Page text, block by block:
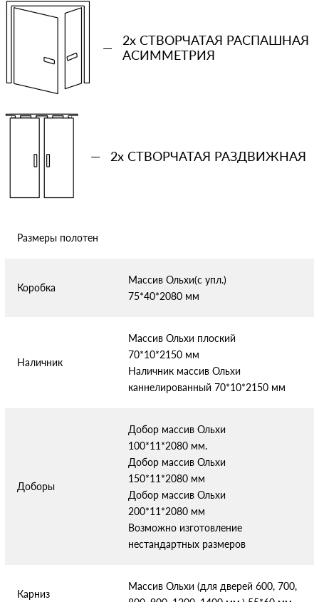
—
2x СТВОРЧАТАЯ РАСПАШНАЯ
АСИММЕТРИЯ
— 2x СТВОРЧАТАЯ РАЗДВИЖНАЯ
Размеры полотен
Коробка
Массив Ольхи(с упл.)
75*40*2080 мм
Наличник
Массив Ольхи плоский
70*10*2150 мм
Наличник массив Ольхи
каннелированный 70*10*2150 мм
Доборы
Добор массив Ольхи
100*11*2080 мм.
Добор массив Ольхи
150*11*2080 мм
Добор массив Ольхи
200*11*2080 мм
Возможно изготовление
нестандартных размеров
Карниз
Массив Ольхи (для дверей 600, 700,
Количество проемов
− +
Ваша примерная смета на двери